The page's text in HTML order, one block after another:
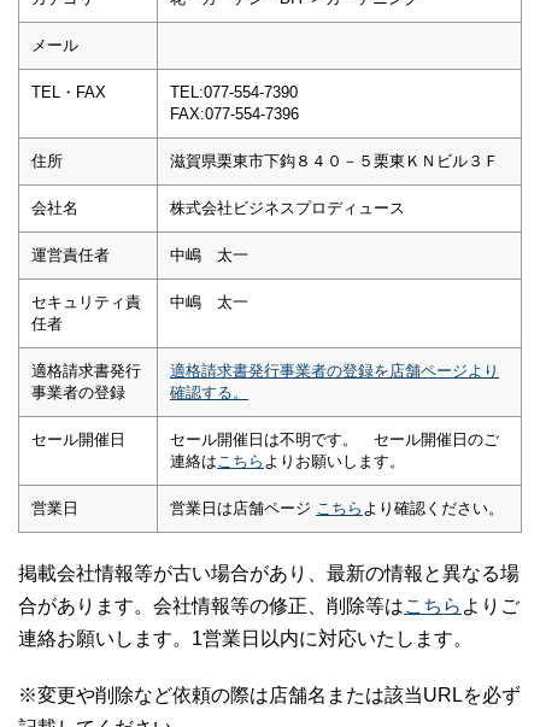
メール
TEL・FAX
TEL:077-554-7390
FAX:077-554-7396
住所 滋賀県栗東市下鈎８４０－５栗東ＫＮビル３Ｆ
会社名 株式会社ビジネスプロディュース
運営責任者 中嶋 太一
セキュリティ責
任者
中嶋 太一
適格請求書発行
事業者の登録
適格請求書発行事業者の登録を店舗ページより
確認する。
セール開催日
セール開催日は不明です。 セール開催日のご
連絡は こちら よりお願いします。
営業日 営業日は店舗ページ こちら より確認ください。
掲載会社情報等が古い場合があり、最新の情報と異なる場
合があります。会社情報等の修正、削除等はこちら よりご
連絡お願いします。1営業日以内に対応いたします。
※変更や削除など依頼の際は店舗名または該当URLを必ず